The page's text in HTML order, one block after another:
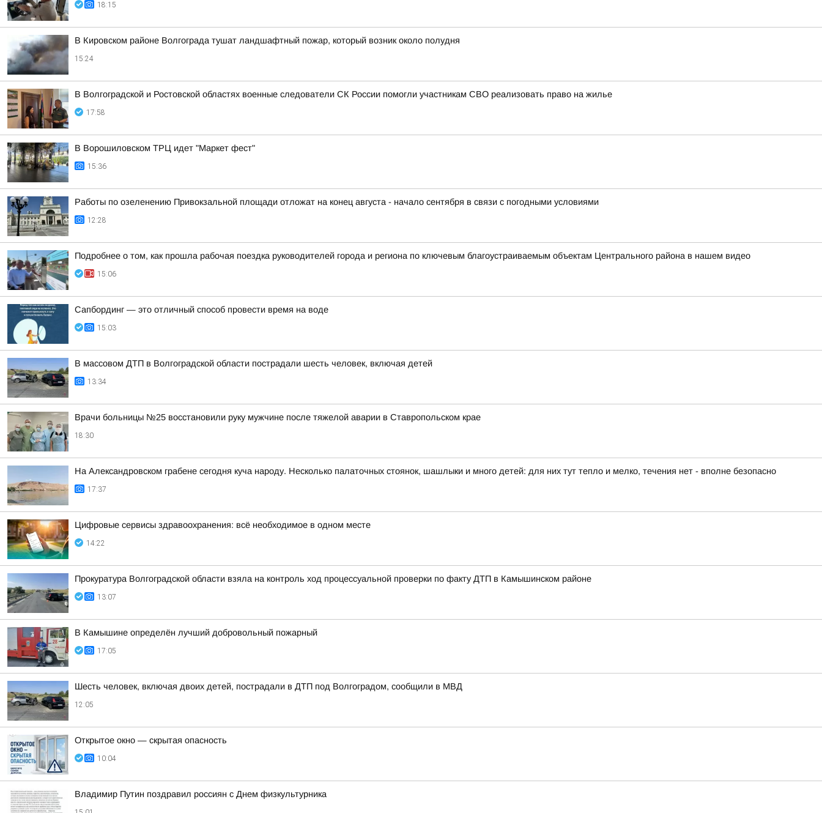
18:15
В Кировском районе Волгограда тушат ландшафтный пожар, который возник около полудня
15:24
В Волгоградской и Ростовской областях военные следователи СК России помогли участникам СВО реализовать право на жилье
17:58
В Ворошиловском ТРЦ идет "Маркет фест"
15:36
Работы по озеленению Привокзальной площади отложат на конец августа - начало сентября в связи с погодными условиями
12:28
Подробнее о том, как прошла рабочая поездка руководителей города и региона по ключевым благоустраиваемым объектам Центрального района в нашем видео
15:06
Сапбординг — это отличный способ провести время на воде
15:03
В массовом ДТП в Волгоградской области пострадали шесть человек, включая детей
13:34
Врачи больницы №25 восстановили руку мужчине после тяжелой аварии в Ставропольском крае
18:30
На Александровском грабене сегодня куча народу. Несколько палаточных стоянок, шашлыки и много детей: для них тут тепло и мелко, течения нет - вполне безопасно
17:37
Цифровые сервисы здравоохранения: всё необходимое в одном месте
14:22
Прокуратура Волгоградской области взяла на контроль ход процессуальной проверки по факту ДТП в Камышинском районе
13:07
В Камышине определён лучший добровольный пожарный
17:05
Шесть человек, включая двоих детей, пострадали в ДТП под Волгоградом, сообщили в МВД
12:05
Открытое окно — скрытая опасность
10:04
Владимир Путин поздравил россиян с Днем физкультурника